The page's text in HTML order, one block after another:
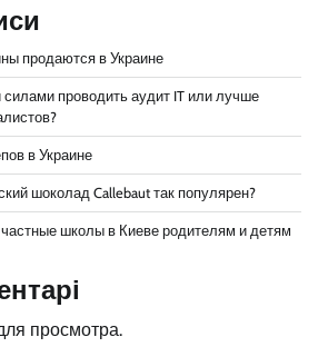
продаются в Украине
проводить аудит IT или лучше
в Украине
шоколад Callebaut так популярен?
школы в Киеве родителям и детям
просмотра.